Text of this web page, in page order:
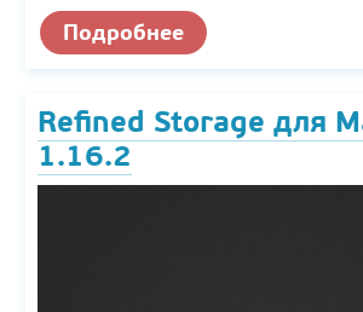
Подробнее
Refined Storage для
1.16.2